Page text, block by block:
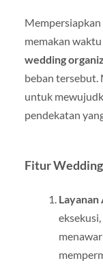
memakan
wedding
beban tersebut.
untuk
pendekatan
Fitur